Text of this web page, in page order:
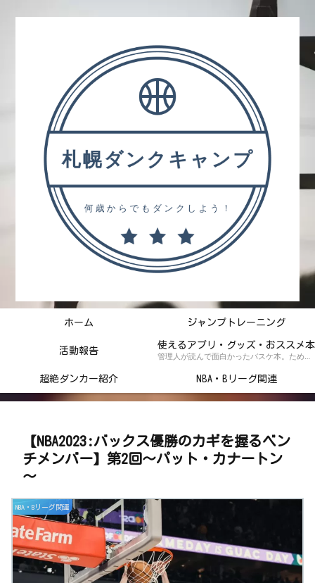
ホーム ジャンプトレーニング
活動報告
使えるアプリ・グッズ・おススメ本
管理人が読んで面白かったバスケ本。ためになるトレーニング本の紹介記事！
超絶ダンカー紹介 NBA・Bリーグ関連
【NBA2023:バックス優勝のカギを握るベン
チメンバー】第2回～パット・カナートン
～
NBA・Bリーグ関連